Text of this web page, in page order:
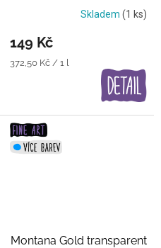
průhledných barev
Skladem (1 ks)
149 Kč
Měrná
372,50 Kč / 1 l
Montana Gold transparent